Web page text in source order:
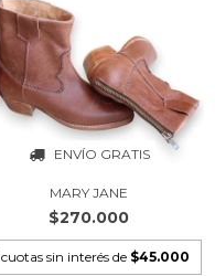
ENVÍO GRATIS
MARY JANE
$270.000
cuotas sin interés de $45.000